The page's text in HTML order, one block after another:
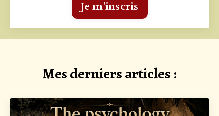
Je m'inscris
Mes derniers articles :